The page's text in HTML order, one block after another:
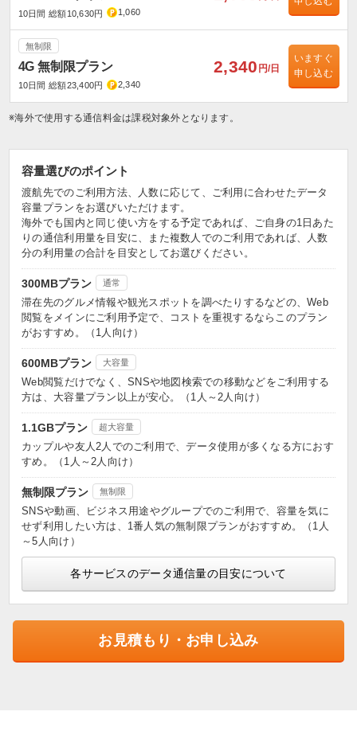
10日間 総額10,630円 1,060
無制限
4G 無制限プラン
10日間 総額23,400円 2,340
2,340 円/日
いますぐ
申し込む
※海外で使用する通信料金は課税対象外となります。
容量選びのポイント
渡航先でのご利用方法、人数に応じて、ご利用に合わせたデータ
容量プランをお選びいただけます。
海外でも国内と同じ使い方をする予定であれば、ご自身の1日あた
りの通信利用量を目安に、また複数人でのご利用であれば、人数
分の利用量の合計を目安としてお選びください。
300MBプラン 通常
滞在先のグルメ情報や観光スポットを調べたりするなどの、Web
閲覧をメインにご利用予定で、コストを重視するならこのプラン
がおすすめ。（1人向け）
600MBプラン 大容量
Web閲覧だけでなく、SNSや地図検索での移動などをご利用する
方は、大容量プラン以上が安心。（1人～2人向け）
1.1GBプラン 超大容量
カップルや友人2人でのご利用で、データ使用が多くなる方におす
すめ。（1人～2人向け）
無制限プラン 無制限
SNSや動画、ビジネス用途やグループでのご利用で、容量を気に
せず利用したい方は、1番人気の無制限プランがおすすめ。（1人
～5人向け）
各サービスのデータ通信量の目安について
お見積もり・お申し込み